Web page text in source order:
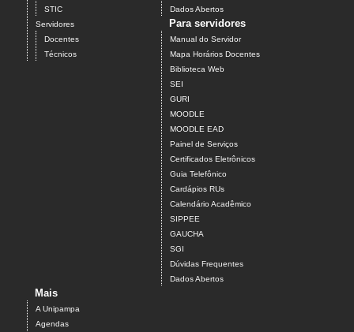
STIC
Servidores
Docentes
Técnicos
Dados Abertos
Para servidores
Manual do Servidor
Mapa Horários Docentes
Biblioteca Web
SEI
GURI
MOODLE
MOODLE EAD
Painel de Serviços
Certificados Eletrônicos
Guia Telefônico
Cardápios RUs
Calendário Acadêmico
SIPPEE
GAUCHA
SGI
Dúvidas Frequentes
Dados Abertos
Mais
A Unipampa
Agendas